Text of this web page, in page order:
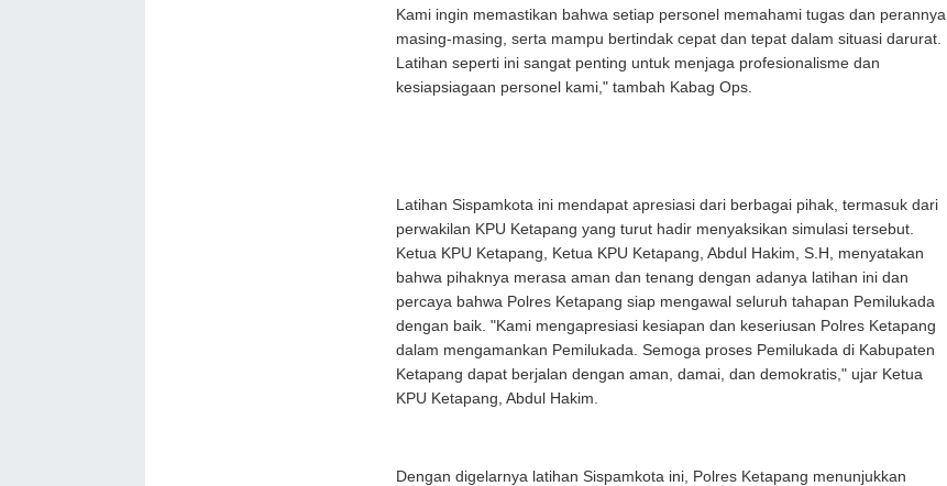
Kami ingin memastikan bahwa setiap personel memahami tugas dan perannya
masing-masing, serta mampu bertindak cepat dan tepat dalam situasi darurat.
Latihan seperti ini sangat penting untuk menjaga profesionalisme dan
kesiapsiagaan personel kami," tambah Kabag Ops.
Latihan Sispamkota ini mendapat apresiasi dari berbagai pihak, termasuk dari
perwakilan KPU Ketapang yang turut hadir menyaksikan simulasi tersebut.
Ketua KPU Ketapang, Ketua KPU Ketapang, Abdul Hakim, S.H, menyatakan
bahwa pihaknya merasa aman dan tenang dengan adanya latihan ini dan
percaya bahwa Polres Ketapang siap mengawal seluruh tahapan Pemilukada
dengan baik. "Kami mengapresiasi kesiapan dan keseriusan Polres Ketapang
dalam mengamankan Pemilukada. Semoga proses Pemilukada di Kabupaten
Ketapang dapat berjalan dengan aman, damai, dan demokratis," ujar Ketua
KPU Ketapang, Abdul Hakim.
Dengan digelarnya latihan Sispamkota ini, Polres Ketapang menunjukkan